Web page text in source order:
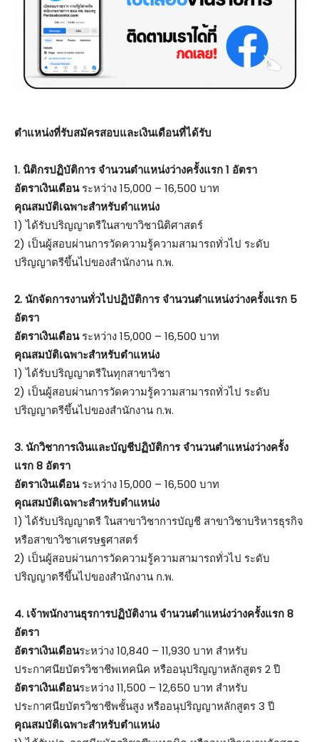
ตําแหน่งที่รับสมัครสอบและเงินเดือนที่ได้รับ
1. นิติกรปฏิบัติการ จำนวนตำแหน่งว่างครั้งแรก 1 อัตรา
อัตราเงินเดือนระหว่าง 15,000 – 16,500 บาท
คุณสมบัติเฉพาะสำหรับตำแหน่ง
1) ได้รับปริญญาตรีในสาขาวิชานิติศาสตร์
2) เป็นผู้สอบผ่านการวัดความรู้ความสามารถทั่วไป ระดับ
ปริญญาตรีขึ้นไปของสำนักงาน ก.พ.
2. นักจัดการงานทั่วไปปฏิบัติการ จำนวนตำแหน่งว่างครั้งแรก 5
อัตรา
อัตราเงินเดือนระหว่าง 15,000 – 16,500 บาท
คุณสมบัติเฉพาะสำหรับตำแหน่ง
1) ได้รับปริญญาตรีในทุกสาขาวิชา
2) เป็นผู้สอบผ่านการวัดความรู้ความสามารถทั่วไป ระดับ
ปริญญาตรีขึ้นไปของสำนักงาน ก.พ.
3. นักวิชาการเงินและบัญชีปฏิบัติการ จำนวนตำแหน่งว่างครั้ง
แรก 8 อัตรา
อัตราเงินเดือนระหว่าง 15,000 – 16,500 บาท
คุณสมบัติเฉพาะสำหรับตำแหน่ง
1) ได้รับปริญญาตรี ในสาขาวิชาการบัญชี สาขาวิชาบริหารธุรกิจ
หรือสาขาวิชาเศรษฐศาสตร์
2) เป็นผู้สอบผ่านการวัดความรู้ความสามารถทั่วไป ระดับ
ปริญญาตรีขึ้นไปของสำนักงาน ก.พ.
4. เจ้าพนักงานธุรการปฏิบัติงาน จำนวนตำแหน่งว่างครั้งแรก 8
อัตรา
อัตราเงินเดือนระหว่าง 10,840 – 11,930 บาท สำหรับ
ประกาศนียบัตรวิชาชีพเทคนิค หรืออนุปริญญาหลักสูตร 2 ปี
อัตราเงินเดือนระหว่าง 11,500 – 12,650 บาท สำหรับ
ประกาศนียบัตรวิชาชีพชั้นสูง หรืออนุปริญญาหลักสูตร 3 ปี
คุณสมบัติเฉพาะสำหรับตำแหน่ง